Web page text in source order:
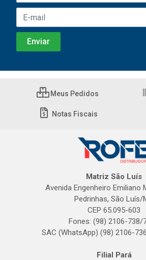
Meus Pedidos
Notas Fiscais
Matriz São Luís
Avenida Engenheiro Emiliano
Pedrinhas, São Luís/
CEP 65.095-603
Fones: (98) 2106-738/
SAC (WhatsApp) (98) 2106-
Filial Pará